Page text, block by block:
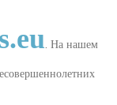
. На нашем